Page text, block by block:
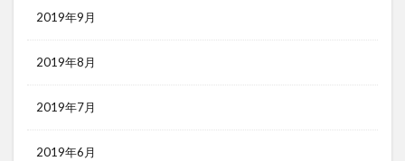
2019年9月
2019年8月
2019年7月
2019年6月